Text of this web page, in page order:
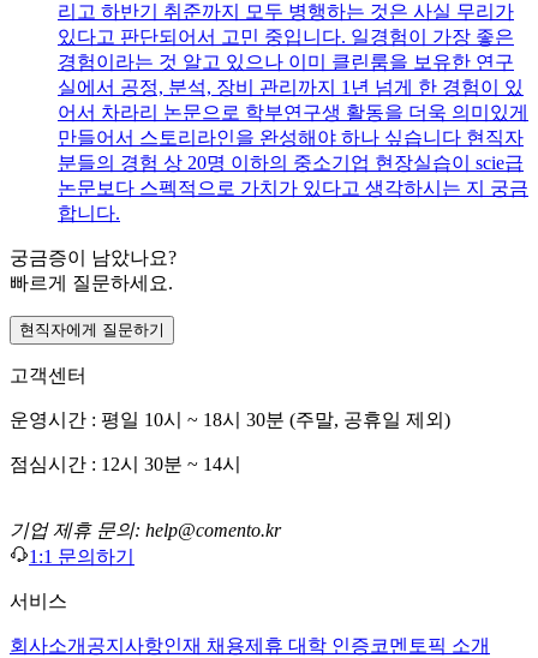
리고 하반기 취준까지 모두 병행하는 것은 사실 무리가
있다고 판단되어서 고민 중입니다. 일경험이 가장 좋은
경험이라는 것 알고 있으나 이미 클린룸을 보유한 연구
실에서 공정, 분석, 장비 관리까지 1년 넘게 한 경험이 있
어서 차라리 논문으로 학부연구생 활동을 더욱 의미있게
만들어서 스토리라인을 완성해야 하나 싶습니다 현직자
분들의 경험 상 20명 이하의 중소기업 현장실습이 scie급
논문보다 스펙적으로 가치가 있다고 생각하시는 지 궁금
합니다.
궁금증이 남았나요?
빠르게 질문하세요.
현직자에게 질문하기
고객센터
운영시간 : 평일 10시 ~ 18시 30분 (주말, 공휴일 제외)
점심시간 : 12시 30분 ~ 14시
기업 제휴 문의: help@comento.kr
1:1 문의하기
서비스
회사소개 공지사항인재 채용제휴 대학 인증코멘토픽 소개